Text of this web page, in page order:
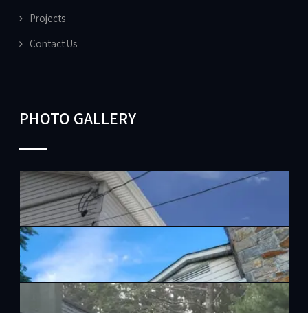
Projects
Contact Us
PHOTO GALLERY